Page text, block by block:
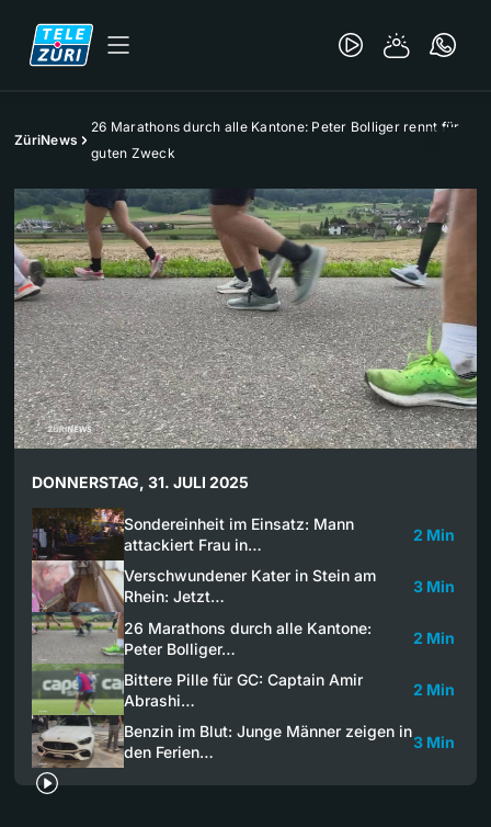
ZüriNews
26 Marathons durch alle Kantone: Peter Bolliger rennt für
guten Zweck
DONNERSTAG, 31. JULI 2025
Sondereinheit im Einsatz: Mann
attackiert Frau in…
2 Min
Verschwundener Kater in Stein am
Rhein: Jetzt…
3 Min
26 Marathons durch alle Kantone:
Peter Bolliger…
2 Min
Bittere Pille für GC: Captain Amir
Abrashi…
2 Min
Benzin im Blut: Junge Männer zeigen in
den Ferien…
3 Min